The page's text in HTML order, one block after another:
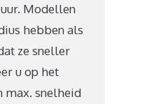
Modellen
hebben als
ze sneller
u op het
snelheid